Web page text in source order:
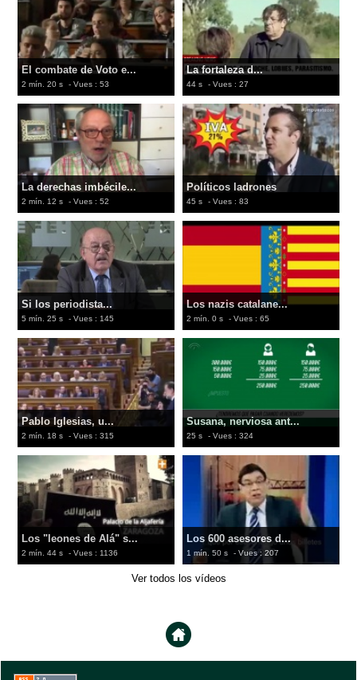
El combate de Voto e...
2 mín. 20 s - Vues : 53
La fortaleza d...
44 s - Vues : 27
La derechas imbécile...
2 mín. 12 s - Vues : 52
Políticos ladrones
45 s - Vues : 83
Si los periodista...
5 mín. 25 s - Vues : 145
Los nazis catalane...
2 mín. 0 s - Vues : 65
Pablo Iglesias, u...
2 mín. 18 s - Vues : 315
Susana, nerviosa ant...
25 s - Vues : 324
Los "leones de Alá" s...
2 mín. 44 s - Vues : 1136
Los 600 asesores d...
1 mín. 50 s - Vues : 207
Ver todos los vídeos